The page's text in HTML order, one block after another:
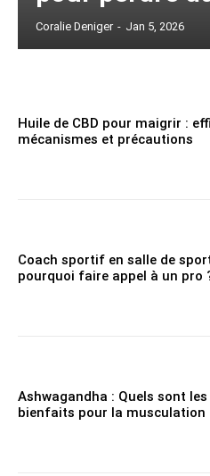
Coralie Deniger - Jan 5, 2026
Huile de CBD pour maigrir :
mécanismes et précautions
Coach sportif en salle de
pourquoi faire appel à un pro
Ashwagandha : Quels sont les
bienfaits pour la musculation